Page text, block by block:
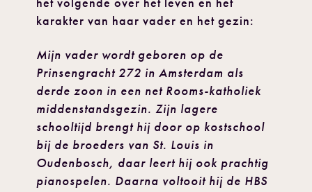
karakter van haar vader en het gezin:
Mijn vader wordt geboren op de
Prinsengracht 272 in Amsterdam als
derde zoon in een net Rooms-katholiek
middenstandsgezin. Zijn lagere
schooltijd brengt hij door op kostschool
bij de broeders van St. Louis in
Oudenbosch, daar leert hij ook prachtig
pianospelen. Daarna voltooit hij de HBS